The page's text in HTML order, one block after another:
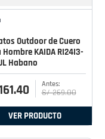
Outdoor de Cuero
KAIDA RI24I3-
Habano
.40 S/ 269.00
VER PRODUCTO